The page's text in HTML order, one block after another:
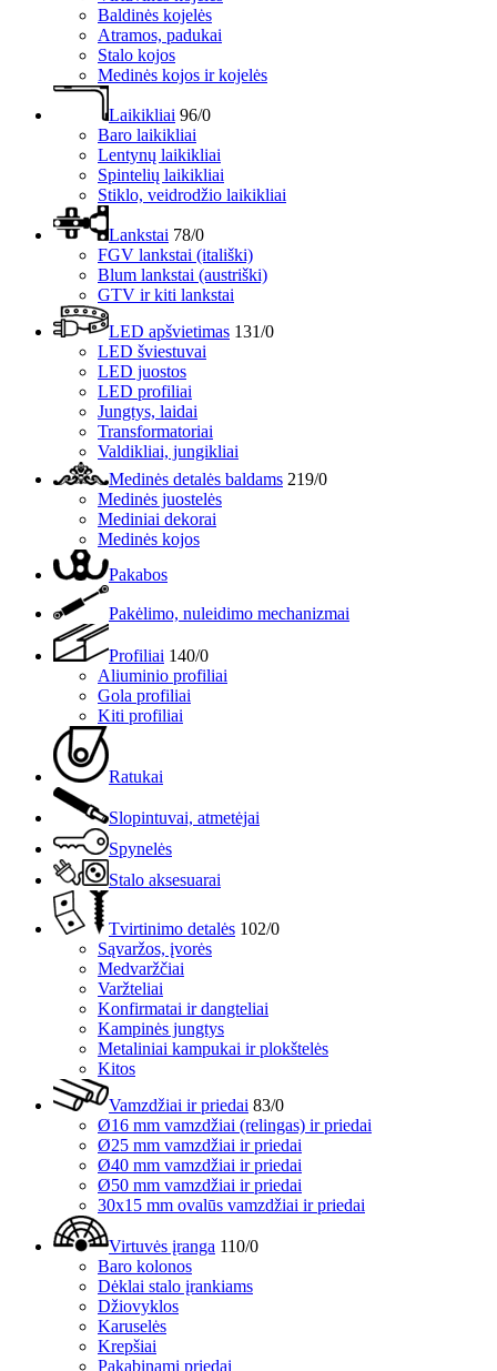
Baldinės kojelės
Atramos, padukai
Stalo kojos
Medinės kojos ir kojelės
Laikikliai 96/0
Baro laikikliai
Lentynų laikikliai
Spintelių laikikliai
Stiklo, veidrodžio laikikliai
Lankstai 78/0
FGV lankstai (itališki)
Blum lankstai (austriški)
GTV ir kiti lankstai
LED apšvietimas 131/0
LED šviestuvai
LED juostos
LED profiliai
Jungtys, laidai
Transformatoriai
Valdikliai, jungikliai
Medinės detalės baldams 219/0
Medinės juostelės
Mediniai dekorai
Medinės kojos
Pakabos
Pakėlimo, nuleidimo mechanizmai
Profiliai 140/0
Aliuminio profiliai
Gola profiliai
Kiti profiliai
Ratukai
Slopintuvai, atmetėjai
Spynelės
Stalo aksesuarai
Tvirtinimo detalės 102/0
Sąvaržos, įvorės
Medvaržčiai
Varžteliai
Konfirmatai ir dangteliai
Kampinės jungtys
Metaliniai kampukai ir plokštelės
Kitos
Vamzdžiai ir priedai 83/0
Ø16 mm vamzdžiai (relingas) ir priedai
Ø25 mm vamzdžiai ir priedai
Ø40 mm vamzdžiai ir priedai
Ø50 mm vamzdžiai ir priedai
30x15 mm ovalūs vamzdžiai ir priedai
Virtuvės įranga 110/0
Baro kolonos
Dėklai stalo įrankiams
Džiovyklos
Karuselės
Krepšiai
Pakabinami priedai